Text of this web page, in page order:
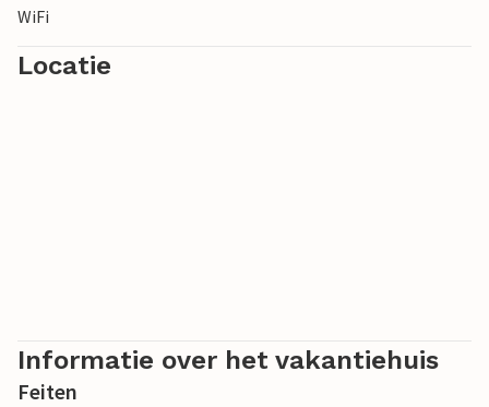
kennis te maken met het gezellige stadsleven.
Let op: De houtkachel mag helaas niet gebruikt worden.
WiFi
Locatie
Informatie over het vakantiehuis
Feiten